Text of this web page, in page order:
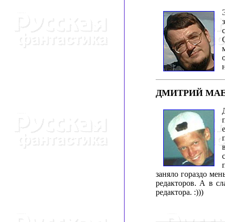
ДМИТРИЙ
заняло гораздо
редакторов. А в
редактора. :)))